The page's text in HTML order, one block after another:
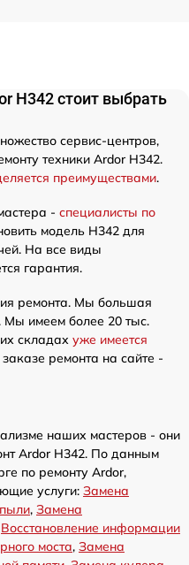
H342 стоит выбрать
сервис-центров,
техники Ardor H342.
преимуществами.
- специалисты по
модель H342 для
На все виды
гарантия.
ремонта. Мы большая
Мы имеем более 20 тыс.
складах уже имеется
ремонта на сайте -
наших мастеров - они
Ardor H342. По данным
по ремонту Ardor,
услуги: Замена
, Замена
Восстановление информации
моста, Замена